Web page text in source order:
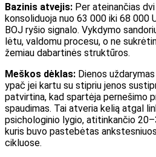
Bazinis atvejis: Per ateinančias
konsoliduoja nuo 63 000 iki 68 000
BOJ ryšio signalo. Vykdymo
lėtu, valdomu procesu, o ne
žemiau dabartinės struktūros.
Meškos dėklas: Dienos
ypač jei kartu su stipriu jenos
patvirtina, kad spartėja pernešimo
spaudimas. Tai atveria kelią atgal
psichologinio lygio, atitinkančio
kuris buvo pastebėtas
cikluose.